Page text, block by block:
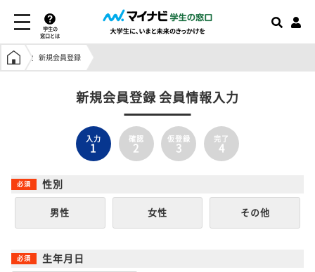
学生の
窓口とは
学生の窓口トップ
新規会員登録
新規会員登録 会員情報入力
入力
1
確認
2
仮登録
3
完了
4
性別
男性 女性 その他
生年月日